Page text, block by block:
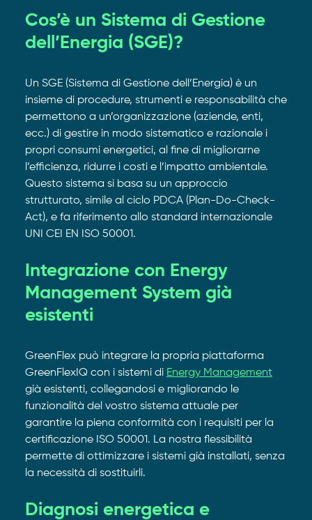
Cos’è un Sistema di Gestione
dell’Energia (SGE)?
Un SGE (Sistema di Gestione dell’Energia) è un
insieme di procedure, strumenti e responsabilità che
permettono a un’organizzazione (aziende, enti,
ecc.) di gestire in modo sistematico e razionale i
propri consumi energetici, al fine di migliorarne
l’efficienza, ridurre i costi e l’impatto ambientale.
Questo sistema si basa su un approccio
strutturato, simile al ciclo PDCA (Plan-Do-Check-
Act), e fa riferimento allo standard internazionale
UNI CEI EN ISO 50001.
Integrazione con Energy
Management System già
esistenti
GreenFlex può integrare la propria piattaforma
GreenFlexIQ con i sistemi di Energy Management
già esistenti, collegandosi e migliorando le
funzionalità del vostro sistema attuale per
garantire la piena conformità con i requisiti per la
certificazione ISO 50001. La nostra flessibilità
permette di ottimizzare i sistemi già installati, senza
la necessità di sostituirli.
Diagnosi energetica e